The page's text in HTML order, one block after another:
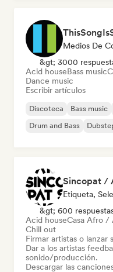
Medios De
&gt; 3000
Acid houseBass music
Dance music
Escribir artículos
Discoteca Bass music
Drum and Bass
Sincopat /
Etiqueta,
&gt; 600
Acid houseCasa Afro /
Chill out
Firmar artistas o lanzar
Dar a los artistas
sonido/producción.
Descargar las